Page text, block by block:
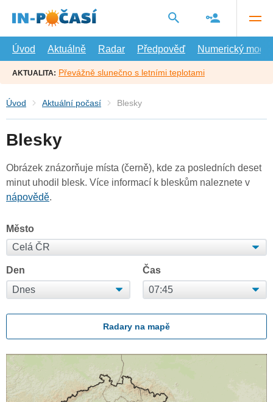
hlavní
Úvod
Aktuálně Radar Předpověď Numerický model
AKTUALITA: Převážně slunečno s letními teplotami
Úvod Aktuální počasí Blesky
Blesky
Obrázek znázorňuje místa (černě), kde za posledních deset
minut uhodil blesk. Více informací k bleskům naleznete v
nápovědě.
Město
Den Čas
Radary na mapě